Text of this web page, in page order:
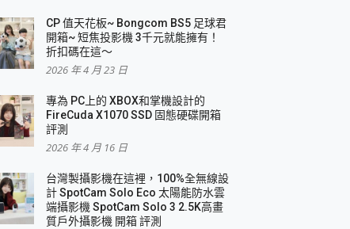
任務抽 PS5！
評測
大供電效能
聯網螢幕 開箱 評測
攜摺疊無線充電器 開箱 評測
CP 值天花板~ Bongcom BS5 足球君
開箱~ 短焦投影機 3千元就能擁有！
折扣碼在這～
2026 年 4 月 23 日
專為 PC上的 XBOX和掌機設計的
FireCuda X1070 SSD 固態硬碟開箱
評測
2026 年 4 月 16 日
台灣製攝影機在這裡，100%全無線設
計 SpotCam Solo Eco 太陽能防水雲
端攝影機 SpotCam Solo 3 2.5K高畫
質戶外攝影機 開箱 評測